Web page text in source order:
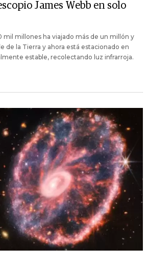
James Webb en solo
mil millones ha viajado más de un millón y
de la Tierra y ahora está estacionado en
estable, recolectando luz infrarroja.